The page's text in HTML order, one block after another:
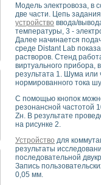
зрения в
системы для
комплекс аппаратуры
процессов ДВС в
систем передачи
для исследования
для исследования
операционных
на основе цифровой
выравнивания
компенсации эхо-сигналов
математического
измерителя ВАХ
генератора сигналов -
Модель электровоза, в
две части. Цепь
устройство ввода/
температуры, 3 -
Далее начинается
среде Distant Lab
растворов. Стенд
виртуального прибора,
результата 1. Шума
нормированного тока
С помощью кнопок
резонансной частотой
Zн. В результате
на рисунке 2.
Устройство для
результаты
последовательной
Запись
0,05 мм.